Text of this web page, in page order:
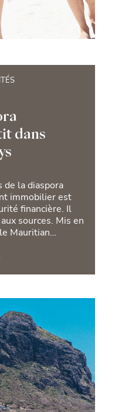
dans
de la diaspora
immobilier est
financière. Il
sources. Mis en
Mauritian
des